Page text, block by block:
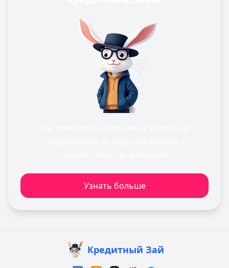
Узнать больше
Кредитный Зай